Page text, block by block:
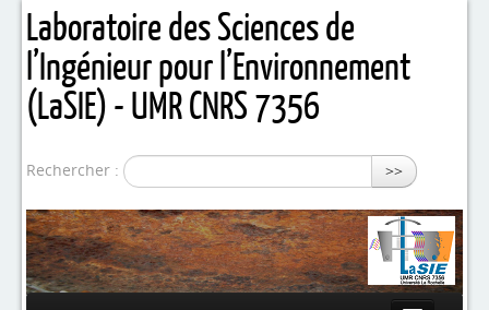
Laboratoire des Sciences de
l’Ingénieur pour l’Environnement
(LaSIE) - UMR CNRS 7356
Rechercher : >>